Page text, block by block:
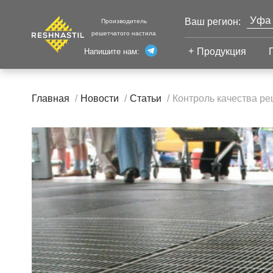
Производитель
решетчатого настила
Напишите нам:
Ваш регион: Уфа
Продукция
Настил с
противоскольжением
Настил для стеллажей
Настил для морских
платформ
Главная Новости Статьи Контроль качества